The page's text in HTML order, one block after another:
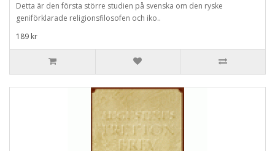
Detta är den första större studien på svenska om den ryske
geniförklarade religionsfilosofen och iko..
189 kr